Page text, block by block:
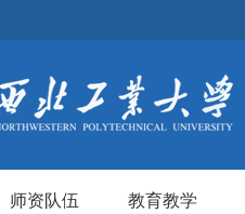
师资队伍 教育教学